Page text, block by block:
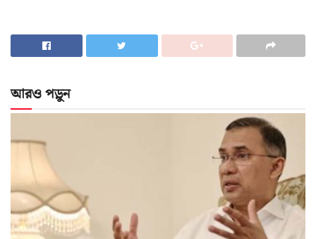
আরও পড়ুন